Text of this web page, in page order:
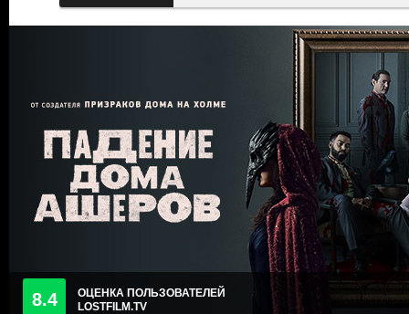
8.4
ОЦЕНКА ПОЛЬЗОВАТЕЛЕЙ
LOSTFILM.TV